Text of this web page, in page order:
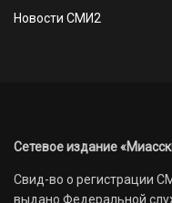
Новости СМИ2
Сетевое издание
Свид-во о регистрации
выдано Федеральной